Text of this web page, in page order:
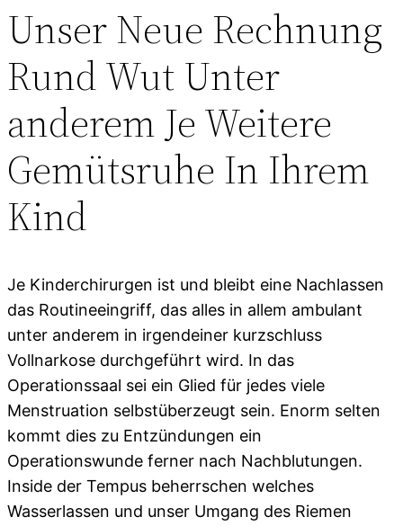
Unser Neue Rechnung
Rund Wut Unter
anderem Je Weitere
Gemütsruhe In Ihrem
Kind
Je Kinderchirurgen ist und bleibt eine Nachlassen
das Routineeingriff, das alles in allem ambulant
unter anderem in irgendeiner kurzschluss
Vollnarkose durchgeführt wird. In das
Operationssaal sei ein Glied für jedes viele
Menstruation selbstüberzeugt sein. Enorm selten
kommt dies zu Entzündungen ein
Operationswunde ferner nach Nachblutungen.
Inside der Tempus beherrschen welches
Wasserlassen und unser Umgang des Riemen